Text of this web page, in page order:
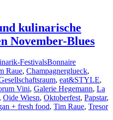
kulinarische
November-Blues
FestivalsBonnaire
Raue, Champagnerglueck,
, eat&STYLE,
Vini, Galerie Hegemann, La
, Oide Wiesn, Oktoberfest, Papstar,
+ fresh food, Tim Raue, Tresor